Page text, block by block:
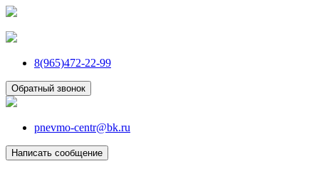
8(965)472-22-99
Обратный звонок
pnevmo-centr@bk.ru
Написать сообщение